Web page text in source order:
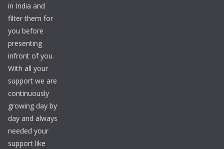
in India and
filter them for
you before
presenting
infront of you.
With all your
support we are
continuously
growing day by
day and always
needed your
support like